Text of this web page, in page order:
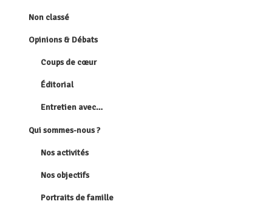
Non classé
Opinions & Débats
Coups de cœur
Éditorial
Entretien avec…
Qui sommes-nous ?
Nos activités
Nos objectifs
Portraits de famille